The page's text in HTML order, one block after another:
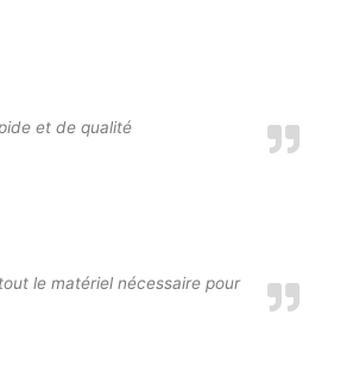
et de qualité
le matériel nécessaire pour